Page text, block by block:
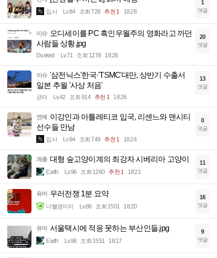
입사 Lv.94 조회 728 추천 1 18:28
1
댓글
이슈 오디세이를 PC 흑인우월주의 영화라고 까던
사람들 상황.jpg
Dusked Lv.71 조회 1278 18:28
20
댓글
이슈 '삼전닉스'한국·'TSMC'대만, 상반기 수출서
일본 추월 '사상 처음'
균터 Lv.42 조회 914 추천 1 18:26
13
댓글
연예
이강인과 아틀레티코 입국, 리센느와 맨시티
선수들 만남
입사 Lv.94 조회 749 추천 1 18:24
0
댓글
계층 대형 숲고양이계의 최강자 시베리아 고양이
Earth Lv.96 조회 1260 추천 1 18:21
11
댓글
유머 우러전쟁 1분 요약
너빨갱이지 Lv.86 조회 1501 18:20
16
댓글
유머 서울택시에 적응 못하는 부산인들.jpg
Earth Lv.96 조회 1551 18:17
9
댓글